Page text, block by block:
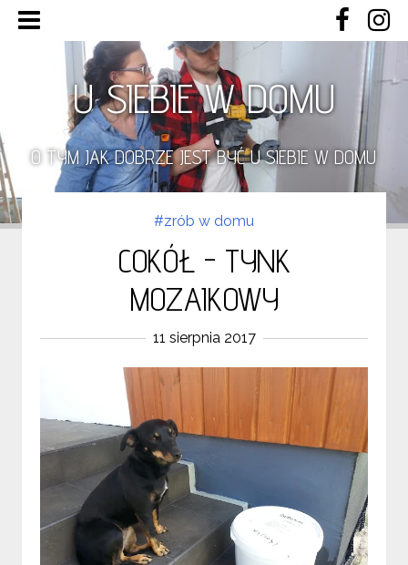
U SIEBIE W DOMU
O TYM JAK DOBRZE JEST BYĆ U SIEBIE W DOMU
#zrób w domu
COKÓŁ - TYNK
MOZAIKOWY
11 sierpnia 2017